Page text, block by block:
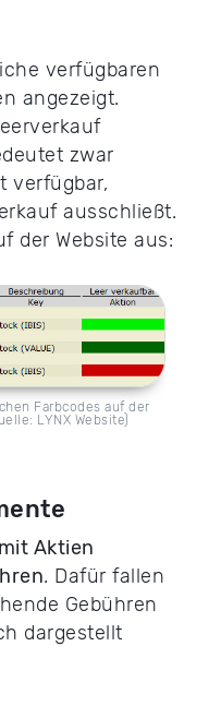
verfügbaren
angezeigt.
zwar
verfügbar,
ausschließt.
der Website aus:
Farbcodes auf der
LYNX Website)
mit Aktien
. Dafür fallen
Gebühren
dargestellt